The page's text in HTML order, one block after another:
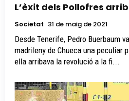
L’èxit dels Pollofres
Societat 31 de maig de 2021
Desde Tenerife, Pedro Buerbaum
madrileny de Chueca una peculiar
ella arribava la revolució a la fi...